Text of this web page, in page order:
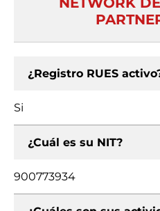
¿Registro RUES
Si
¿Cuál es su NIT?
900773934